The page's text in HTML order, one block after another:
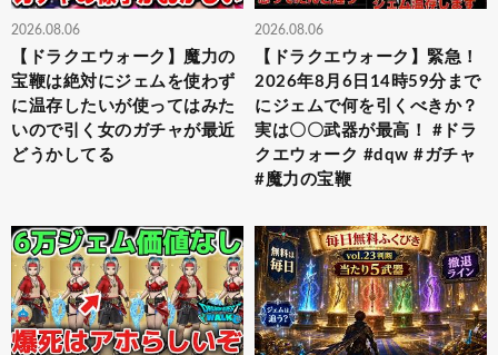
2026.08.06
【ドラクエウォーク】魔力の
宝鞭は絶対にジェムを使わず
に温存したいが使ってはみた
いので引く女のガチャが最近
どうかしてる
2026.08.06
【ドラクエウォーク】緊急！
2026年8月6日14時59分まで
にジェムで何を引くべきか？
実は〇〇武器が最高！ #ドラ
クエウォーク #dqw #ガチャ
#魔力の宝鞭